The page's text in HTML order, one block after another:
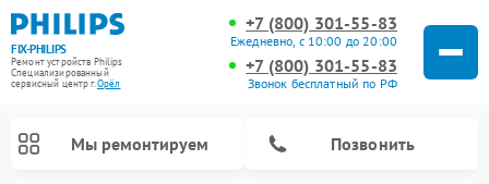
FIX-PHILIPS
Ремонт устройств Philips
Специализированный
cервисный центр г.Орёл
+7 (800) 301-55-83
Ежедневно, с 10:00 до 20:00
+7 (800) 301-55-83
Звонок бесплатный по РФ
Мы ремонтируем Позвонить